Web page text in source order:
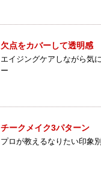
欠点をカバーして透明感
エイジングケアしながら気
ー
チークメイク3パターン
プロが教えるなりたい印象